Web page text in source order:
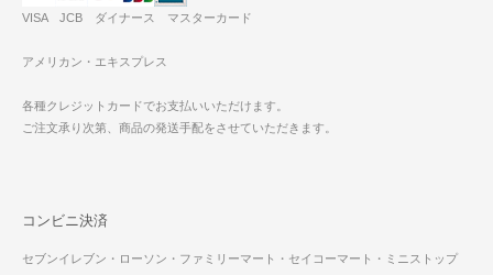
VISA JCB ダイナース マスターカード
アメリカン・エキスプレス
各種クレジットカードでお支払いいただけます。
ご注文承り次第、商品の発送手配をさせていただきます。
コンビニ決済
セブンイレブン・ローソン・ファミリーマート・セイコーマート・ミニストップ